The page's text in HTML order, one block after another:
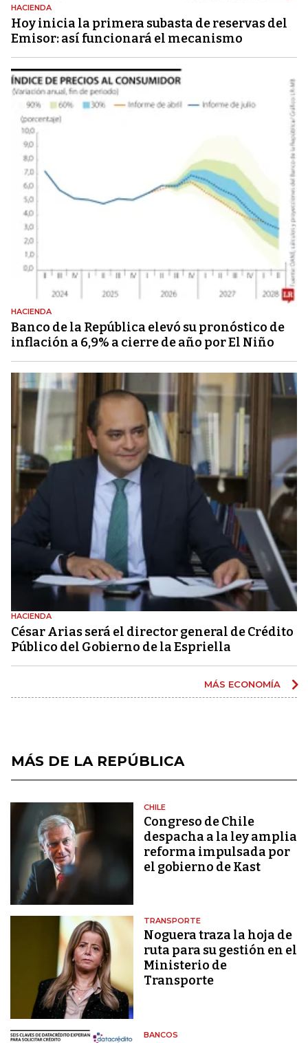
HACIENDA
Hoy inicia la primera subasta de reservas del
Emisor: así funcionará el mecanismo
HACIENDA
Banco de la República elevó su pronóstico de
inflación a 6,9% a cierre de año por El Niño
HACIENDA
César Arias será el director general de Crédito
Público del Gobierno de la Espriella
MÁS ECONOMÍA
MÁS DE LA REPÚBLICA
CHILE
Congreso de Chile
despacha a la ley amplia
reforma impulsada por
el gobierno de Kast
TRANSPORTE
Noguera traza la hoja de
ruta para su gestión en el
Ministerio de
Transporte
BANCOS